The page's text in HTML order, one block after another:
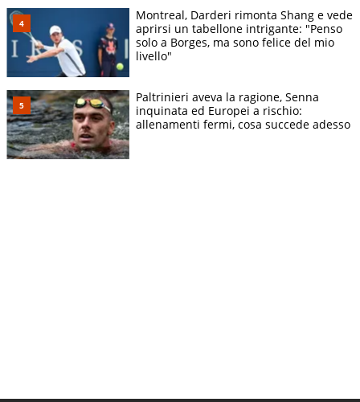
Montreal, Darderi rimonta Shang e vede
aprirsi un tabellone intrigante: "Penso
solo a Borges, ma sono felice del mio
livello"
Paltrinieri aveva la ragione, Senna
inquinata ed Europei a rischio:
allenamenti fermi, cosa succede adesso